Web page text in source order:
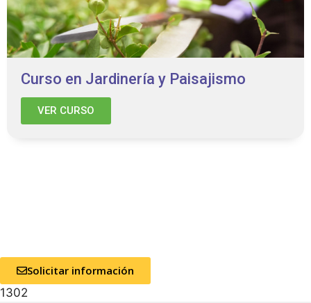
Curso en Jardinería y Paisajismo
VER CURSO
Solicitar información
1302